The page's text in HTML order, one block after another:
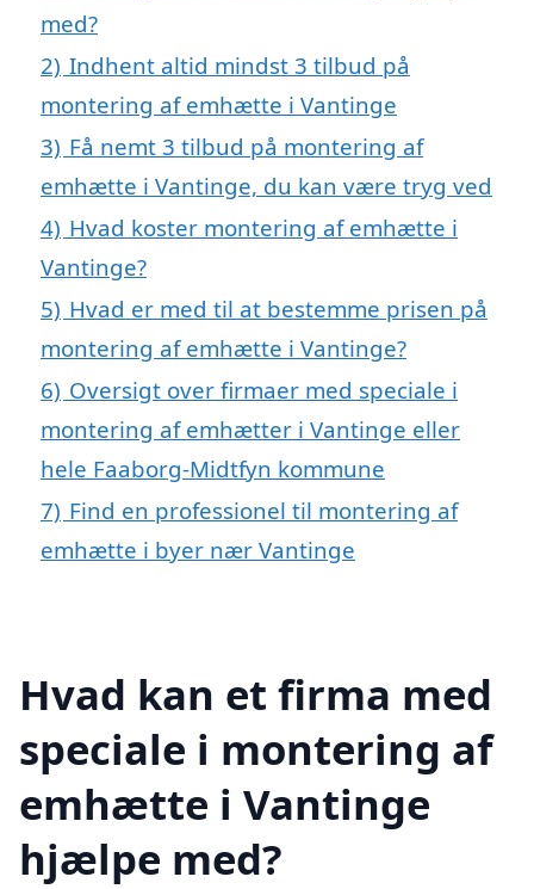
med?
2) Indhent altid mindst 3 tilbud på
montering af emhætte i Vantinge
3) Få nemt 3 tilbud på montering af
emhætte i Vantinge, du kan være tryg ved
4) Hvad koster montering af emhætte i
Vantinge?
5) Hvad er med til at bestemme prisen på
montering af emhætte i Vantinge?
6) Oversigt over firmaer med speciale i
montering af emhætter i Vantinge eller
hele Faaborg-Midtfyn kommune
7) Find en professionel til montering af
emhætte i byer nær Vantinge
Hvad kan et firma med
speciale i montering af
emhætte i Vantinge
hjælpe med?